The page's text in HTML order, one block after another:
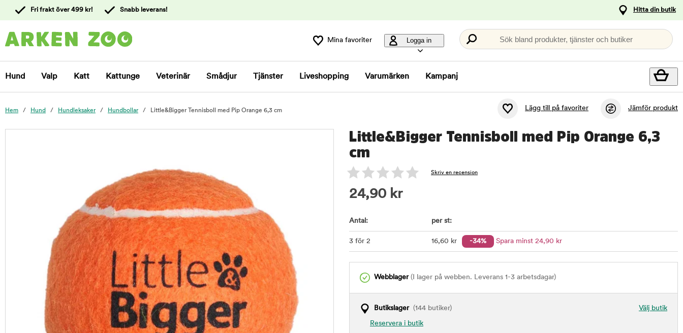
kundtjänst
Fri frakt över 499 kr! Snabb leverans! Hitta din butik
Mina favoriter Logga in Sök bland produkter, tjänster och butiker
Hund Valp Katt Kattunge Veterinär Smådjur Tjänster Liveshopping Varumärken Kampanj
Hem Hund Hundleksaker Hundbollar Little&Bigger Tennisboll med Pip Orange 6,3 cm Lägg till på favoriter Jämför produkt
Little&Bigger Tennisboll med Pip Orange 6,3
cm
Skriv en recension
24,90 kr
Antal: per st:
3 för 2 16,60 kr -34% Spara minst 24,90 kr
Webblager(I lager på webben. Leverans 1-3 arbetsdagar)
Välj butik
Butikslager(144 butiker)
Reservera i butik